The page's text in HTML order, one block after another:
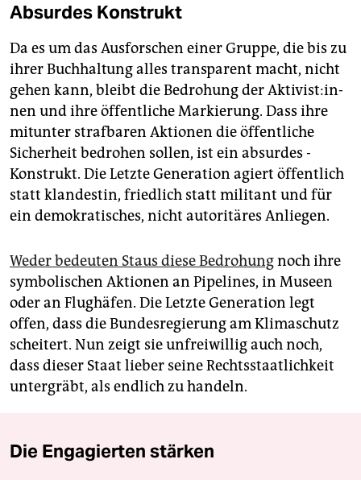
Absurdes Konstrukt
Da es um das Ausforschen einer Gruppe, die bis zu
ihrer Buchhaltung alles transparent macht, nicht
gehen kann, bleibt die Bedrohung der Ak­ti­vis­t:in­
nen und ihre öffentliche Markierung. Dass ihre
mitunter strafbaren Aktionen die öffentliche
Sicherheit bedrohen sollen, ist ein absurdes ­
Konstrukt. Die Letzte Generation agiert öffentlich
statt klandestin, friedlich statt militant und für
ein demokratisches, nicht autoritäres Anliegen.
Weder bedeuten Staus diese Bedrohungnoch ihre
symbolischen Aktionen an Pipelines, in Museen
oder an Flughäfen. Die Letzte Generation legt
offen, dass die Bundesregierung am Klimaschutz
scheitert. Nun zeigt sie unfreiwillig auch noch,
dass dieser Staat lieber seine Rechtsstaatlichkeit
untergräbt, als endlich zu handeln.
Die Engagierten stärken